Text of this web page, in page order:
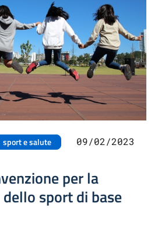
sport e salute 09/02/2023
per la
sport di base